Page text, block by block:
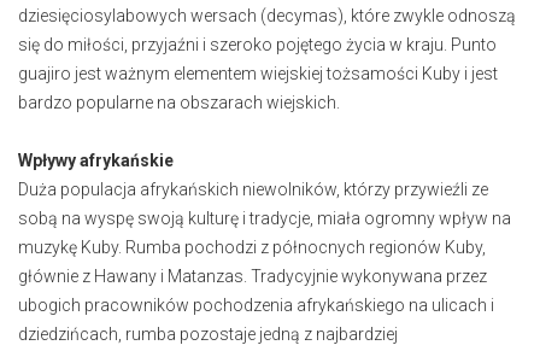
dziesięciosylabowych wersach (decymas), które zwykle odnoszą
się do miłości, przyjaźni i szeroko pojętego życia w kraju. Punto
guajiro jest ważnym elementem wiejskiej tożsamości Kuby i jest
bardzo popularne na obszarach wiejskich.
Wpływy afrykańskie
Duża populacja afrykańskich niewolników, którzy przywieźli ze
sobą na wyspę swoją kulturę i tradycje, miała ogromny wpływ na
muzykę Kuby. Rumba pochodzi z północnych regionów Kuby,
głównie z Hawany i Matanzas. Tradycyjnie wykonywana przez
ubogich pracowników pochodzenia afrykańskiego na ulicach i
dziedzińcach, rumba pozostaje jedną z najbardziej